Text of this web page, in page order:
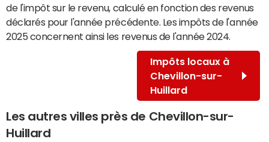
de l'impôt sur le revenu, calculé en fonction des revenus
déclarés pour l'année précédente. Les impôts de l'année
2025 concernent ainsi les revenus de l'année 2024.
Impôts locaux à
Chevillon-sur-
Huillard
Les autres villes près de Chevillon-sur-
Huillard